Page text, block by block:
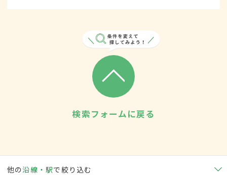
検索フォームに戻る
他の沿線・駅で絞り込む